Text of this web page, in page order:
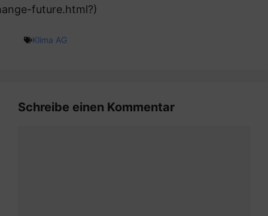
future.html?)
Klima AG
Schreibe einen Kommentar